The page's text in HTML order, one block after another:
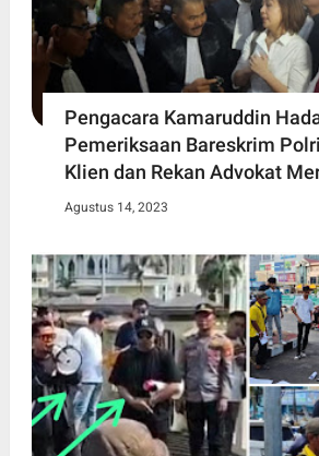
Pengacara Kamaruddin
Pemeriksaan Bareskrim
Klien dan Rekan Advokat
Agustus 14, 2023